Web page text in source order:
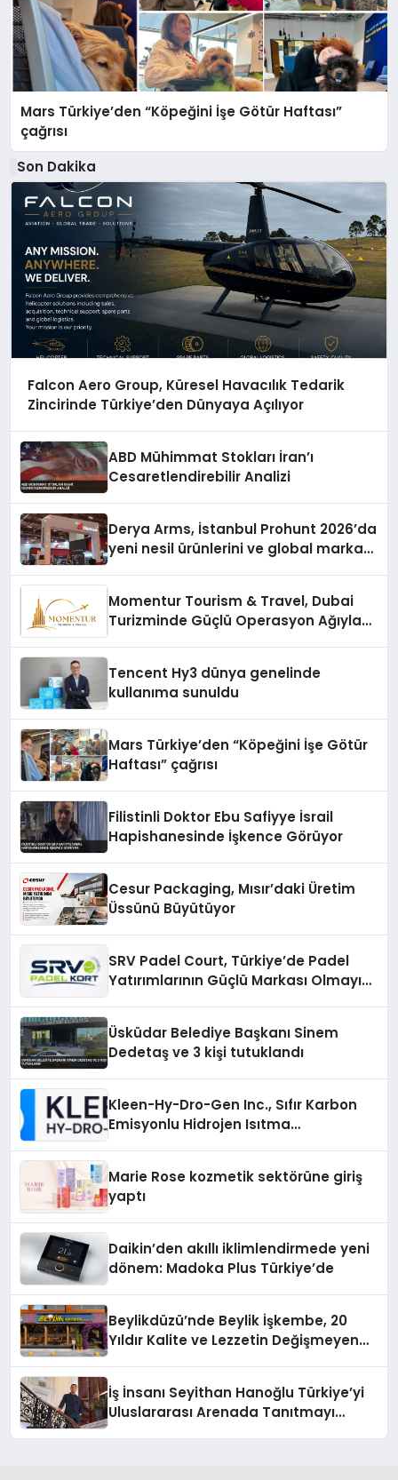
Mars Türkiye’den “Köpeğini İşe Götür Haftası”
çağrısı
Son Dakika
Falcon Aero Group, Küresel Havacılık Tedarik
Zincirinde Türkiye’den Dünyaya Açılıyor
ABD Mühimmat Stokları İran’ı
Cesaretlendirebilir Analizi
Derya Arms, İstanbul Prohunt 2026’da
yeni nesil ürünlerini ve global marka
Momentur Tourism & Travel, Dubai
Turizminde Güçlü Operasyon Ağıyla
Tencent Hy3 dünya genelinde
kullanıma sunuldu
Mars Türkiye’den “Köpeğini İşe Götür
Haftası” çağrısı
Filistinli Doktor Ebu Safiyye İsrail
Hapishanesinde İşkence Görüyor
Cesur Packaging, Mısır’daki Üretim
Üssünü Büyütüyor
SRV Padel Court, Türkiye’de Padel
Yatırımlarının Güçlü Markası Olmayı
Üsküdar Belediye Başkanı Sinem
Dedetaş ve 3 kişi tutuklandı
Kleen-Hy-Dro-Gen Inc., Sıfır Karbon
Emisyonlu Hidrojen Isıtma
Marie Rose kozmetik sektörüne giriş
yaptı
Daikin’den akıllı iklimlendirmede yeni
dönem: Madoka Plus Türkiye’de
Beylikdüzü’nde Beylik İşkembe, 20
Yıldır Kalite ve Lezzetin Değişmeyen
İş İnsanı Seyithan Hanoğlu Türkiye’yi
Uluslararası Arenada Tanıtmayı